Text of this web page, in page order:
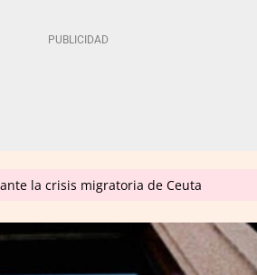
la crisis migratoria de Ceuta